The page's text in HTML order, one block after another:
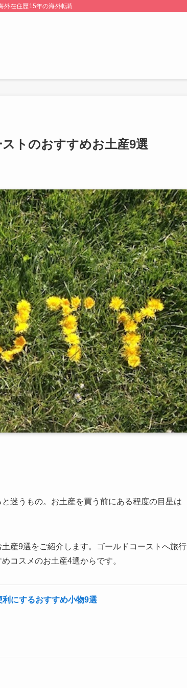
在住歴15年の海外転職のプロが監修・運営しています。
トのおすすめお土産9選
迷うもの。お土産を買う前にある程度の目星は
産9選をご紹介します。ゴールドコーストへ旅行
コスメのお土産4選からです。
にするおすすめ小物9選